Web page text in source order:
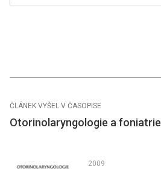
ČLÁNEK VYŠEL V ČASOPISE
Otorinolaryngologie a foniatrie
2009